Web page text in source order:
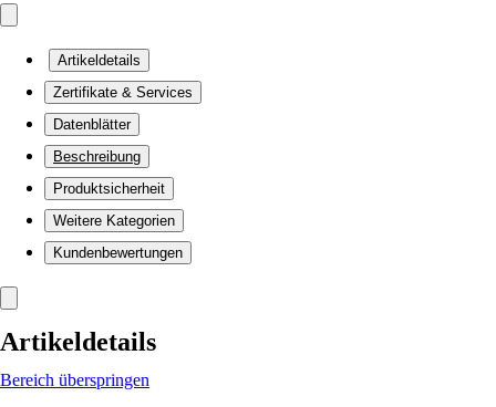
Artikeldetails
Zertifikate & Services
Datenblätter
Beschreibung
Produktsicherheit
Weitere Kategorien
Kundenbewertungen
Artikeldetails
Bereich überspringen